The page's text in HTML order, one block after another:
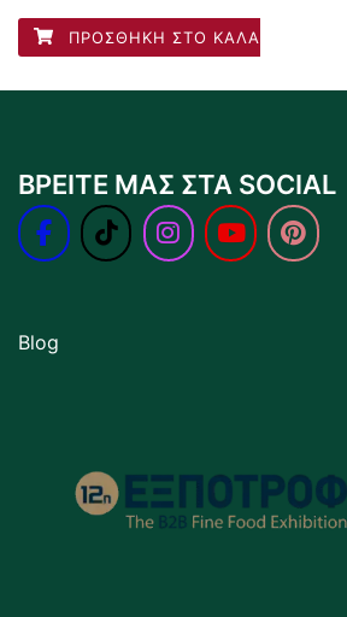
ΠΡΟΣΘΉΚΗ ΣΤΟ ΚΑΛΆΘΙ
ΒΡΕΙΤΕ ΜΑΣ ΣΤΑ SOCIAL
Blog